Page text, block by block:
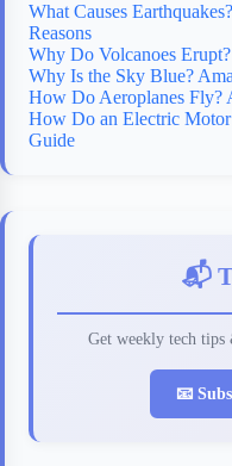
What Causes
Reasons
Why Do Volcanoes
Why Is the Sky Blue?
How Do Aeroplanes Fly?
How Do an Electric
Guide
📬
Get weekly tech
📧